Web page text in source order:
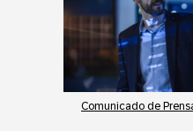
Comunicado de